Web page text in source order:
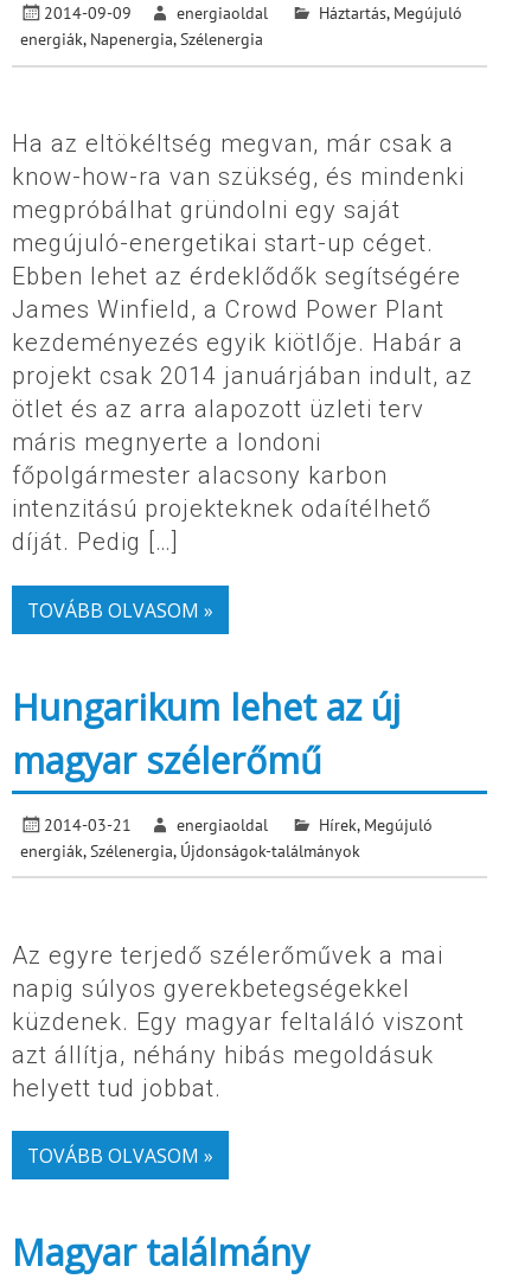
2014-09-09 energiaoldal Háztartás, Megújuló
energiák, Napenergia,Szélenergia
Ha az eltökéltség megvan, már csak a
know-how-ra van szükség, és mindenki
megpróbálhat gründolni egy saját
megújuló-energetikai start-up céget.
Ebben lehet az érdeklődők segítségére
James Winfield, a Crowd Power Plant
kezdeményezés egyik kiötlője. Habár a
projekt csak 2014 januárjában indult, az
ötlet és az arra alapozott üzleti terv
máris megnyerte a londoni
főpolgármester alacsony karbon
intenzitású projekteknek odaítélhető
díját. Pedig […]
TOVÁBB OLVASOM »
Hungarikum lehet az új
magyar szélerőmű
2014-03-21 energiaoldal Hírek, Megújuló
energiák, Szélenergia, Újdonságok-találmányok
Az egyre terjedő szélerőművek a mai
napig súlyos gyerekbetegségekkel
küzdenek. Egy magyar feltaláló viszont
azt állítja, néhány hibás megoldásuk
helyett tud jobbat.
TOVÁBB OLVASOM »
Magyar találmány